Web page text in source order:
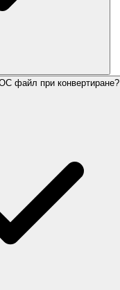
файл при конвертиране?